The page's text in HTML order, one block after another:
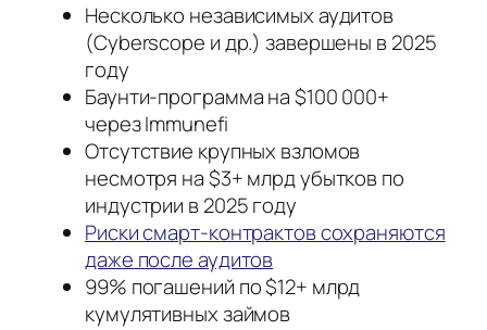
Несколько независимых аудитов
(Cyberscope и др.) завершены в 2025
году
Баунти‑программа на $100 000+
через Immunefi
Отсутствие крупных взломов
несмотря на $3+ млрд убытков по
индустрии в 2025 году
Риски смарт‑контрактов сохраняются
даже после аудитов
99% погашений по $12+ млрд
кумулятивных займов